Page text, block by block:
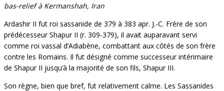
bas-relief à Kermanshah, Iran
Ardashir II fut roi sassanide de 379 à 383 apr. J.-C. Frère de son
prédécesseur Shapur II (r. 309-379), il avait auparavant servi
comme roi vassal d’Adiabène, combattant aux côtés de son frère
contre les Romains. Il fut désigné comme successeur intérimaire
de Shapur II jusqu’à la majorité de son fils, Shapur III.
Son règne, bien que bref, fut relativement calme. Les Sassanides